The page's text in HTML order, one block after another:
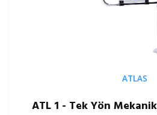
ATLAS
ATL 1 - Tek Yön